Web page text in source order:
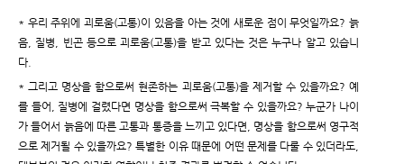
* 우리 주위에 괴로움(고통)이 있음을 아는 것에 새로운 점이 무엇일까요? 늙
음, 질병, 빈곤 등으로 괴로움(고통)을 받고 있다는 것은 누구나 알고 있습니
다.
* 그리고 명상을 함으로써 현존하는 괴로움(고통)을 제거할 수 있을까요? 예
를 들어, 질병에 걸렸다면 명상을 함으로써 극복할 수 있을까요? 누군가 나이
가 들어서 늙음에 따른 고통과 통증을 느끼고 있다면, 명상을 함으로써 영구적
으로 제거될 수 있을까요? 특별한 이유 때문에 어떤 문제를 다룰 수 있더라도,